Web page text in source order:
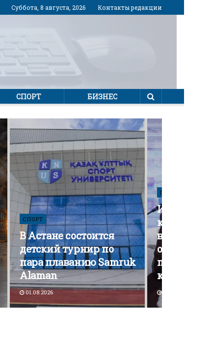
Суббота, 8 августа, 2026 Контакты редакции
СПОРТ БИЗНЕС
СПОРТ
В Астане состоится
детский турнир по
пара плаванию Samruk
Alaman
01.08.2026
ПОЛИТИКА
кампания
вышла на
открытой
30.07.2026